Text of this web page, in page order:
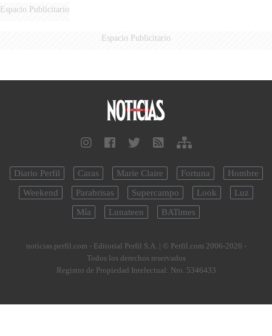
Espacio Publicitario
Espacio Publicitario
Diario Perfil Caras Marie Claire Fortuna
Hombre
Weekend
Parabrisas Supercampo Look
Luz
Mía
Lunateen BATimes
noticias.perfil.com - Editorial Perfil S.A. | © Perfil.com 2006-2026 -
Todos los derechos reservados
Registro de Propiedad Intelectual: Nro. 5346433